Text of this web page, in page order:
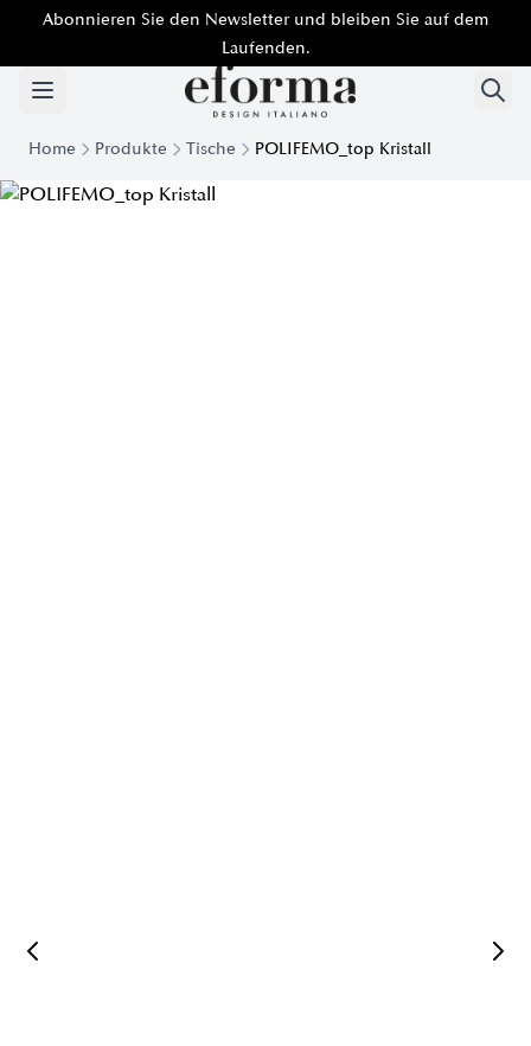
Abonnieren Sie den Newsletter und bleiben Sie auf dem
Laufenden.
Home Produkte Tische POLIFEMO_top Kristall
Design-Tisch Polifemo top Kristall | Eforma